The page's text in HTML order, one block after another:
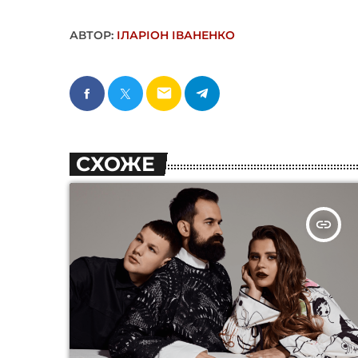
АВТОР: ІЛАРІОН ІВАНЕНКО
email
СХОЖЕ
insert_link